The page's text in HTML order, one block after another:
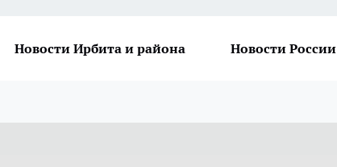
Новости Ирбита и района Новости России